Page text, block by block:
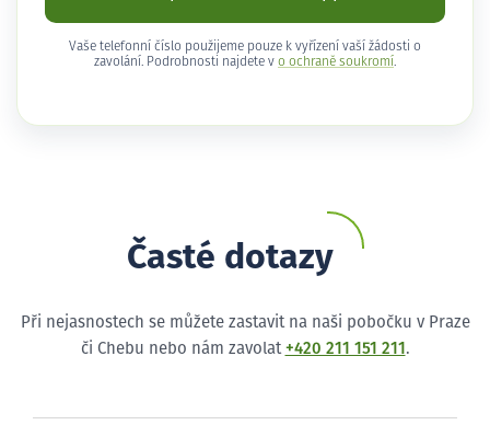
Vaše telefonní číslo použijeme pouze k vyřízení vaší žádosti o
zavolání. Podrobnosti najdete v o ochraně soukromí .
Časté dotazy
Při nejasnostech se můžete zastavit na naši pobočku v Praze
či Chebu nebo nám zavolat +420 211 151 211 .